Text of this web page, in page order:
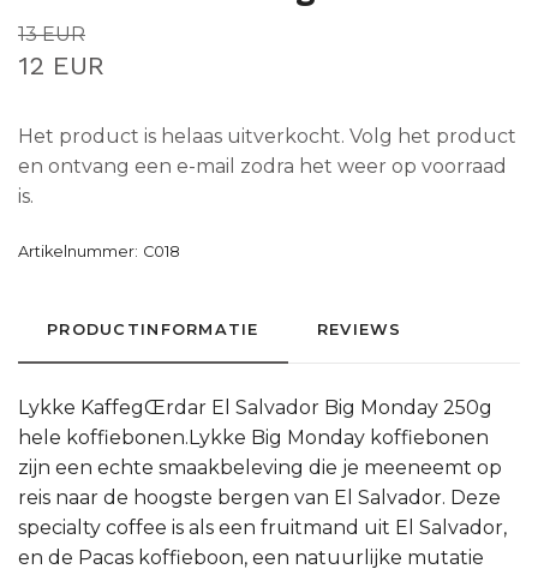
13 EUR
12 EUR
Het product is helaas uitverkocht. Volg het product
en ontvang een e-mail zodra het weer op voorraad
is.
Artikelnummer: C018
PRODUCTINFORMATIE REVIEWS
Lykke KaffegŒrdar El Salvador Big Monday 250g
hele koffiebonen.Lykke Big Monday koffiebonen
zijn een echte smaakbeleving die je meeneemt op
reis naar de hoogste bergen van El Salvador. Deze
specialty coffee is als een fruitmand uit El Salvador,
en de Pacas koffieboon, een natuurlijke mutatie